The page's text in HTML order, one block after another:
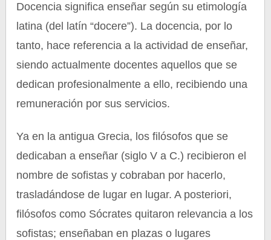
Docencia significa enseñar según su etimología
latina (del latín “docere”). La docencia, por lo
tanto, hace referencia a la actividad de enseñar,
siendo actualmente docentes aquellos que se
dedican profesionalmente a ello, recibiendo una
remuneración por sus servicios.
Ya en la antigua Grecia, los filósofos que se
dedicaban a enseñar (siglo V a C.) recibieron el
nombre de sofistas y cobraban por hacerlo,
trasladándose de lugar en lugar. A posteriori,
filósofos como Sócrates quitaron relevancia a los
sofistas; enseñaban en plazas o lugares